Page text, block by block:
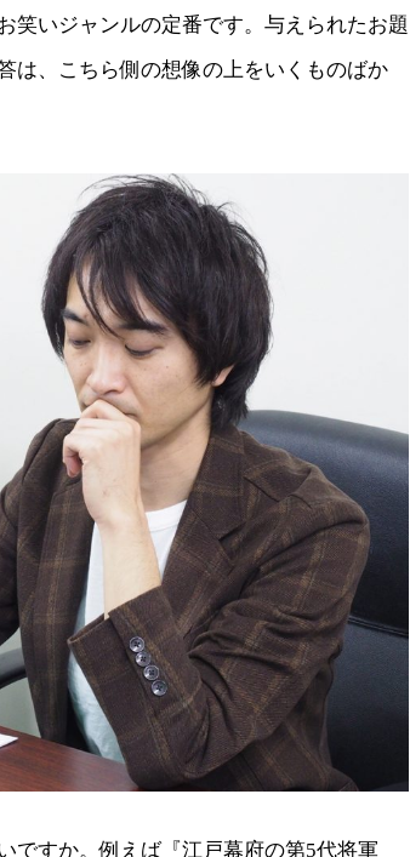
笑いジャンルの定番です。与えられたお題
は、こちら側の想像の上をいくものばか
ですか。例えば『江戸幕府の第5代将軍